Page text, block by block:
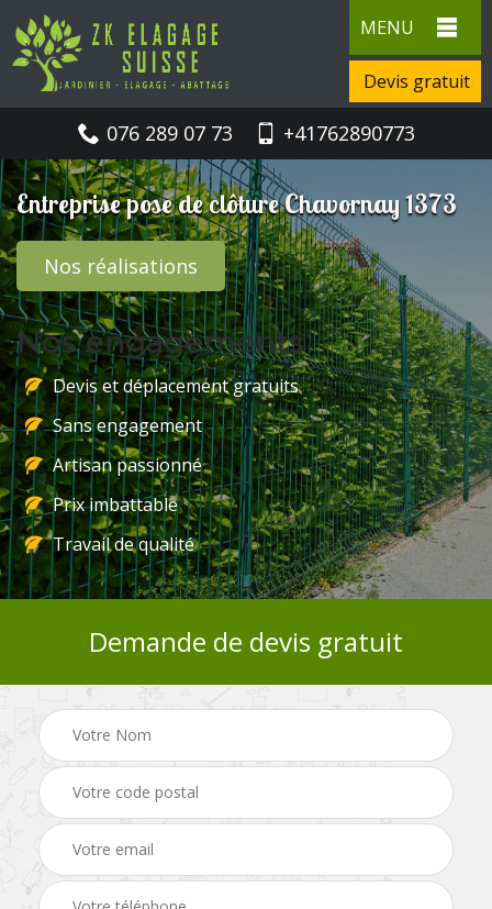
MENU
Devis gratuit
076 289 07 73 +41762890773
Entreprise pose de clôture Chavornay 1373
Nos réalisations
Nos engagements
Devis et déplacement gratuits
Sans engagement
Artisan passionné
Prix imbattable
Travail de qualité
Demande de devis gratuit